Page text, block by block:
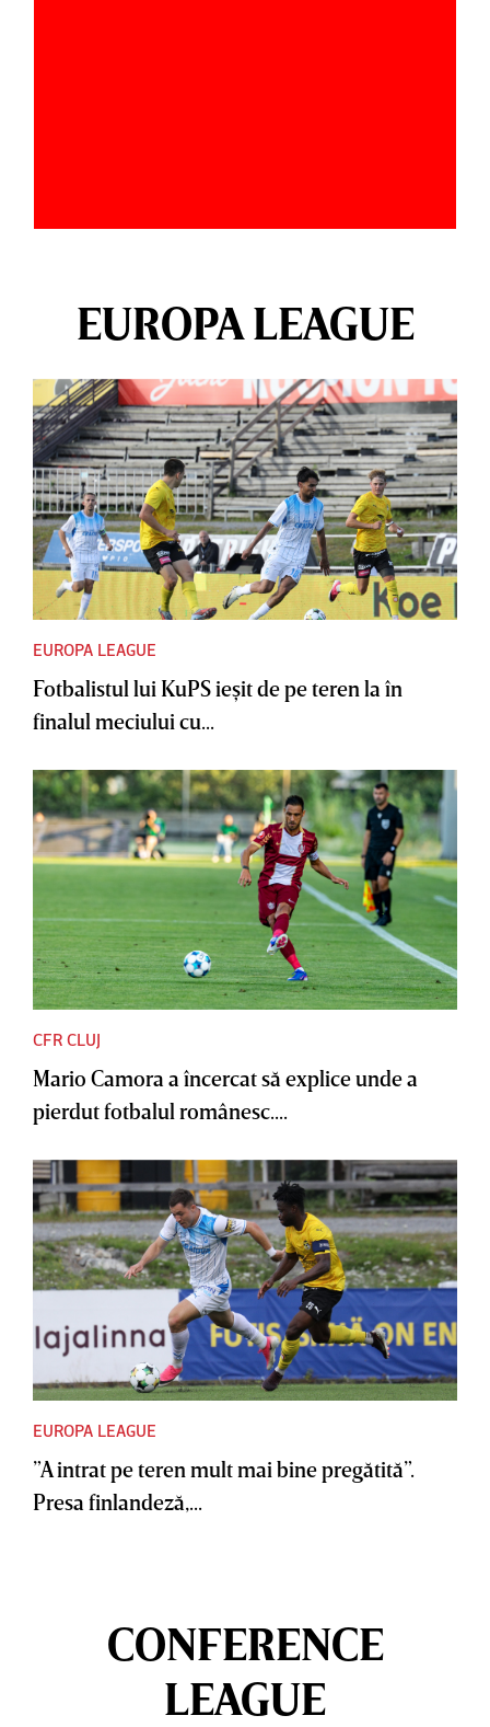
EUROPA LEAGUE
EUROPA LEAGUE
Fotbalistul lui KuPS ieşit de pe teren la în
finalul meciului cu...
CFR CLUJ
Mario Camora a încercat să explice unde a
pierdut fotbalul românesc....
EUROPA LEAGUE
”A intrat pe teren mult mai bine pregătită”.
Presa finlandeză,...
CONFERENCE
LEAGUE